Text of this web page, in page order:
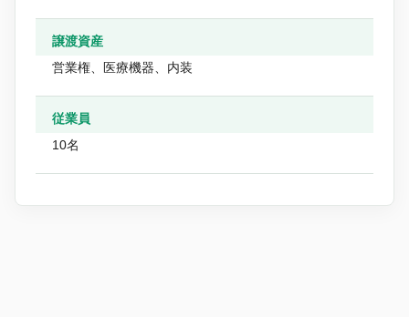
譲渡資産
営業権、医療機器、内装
従業員
10名